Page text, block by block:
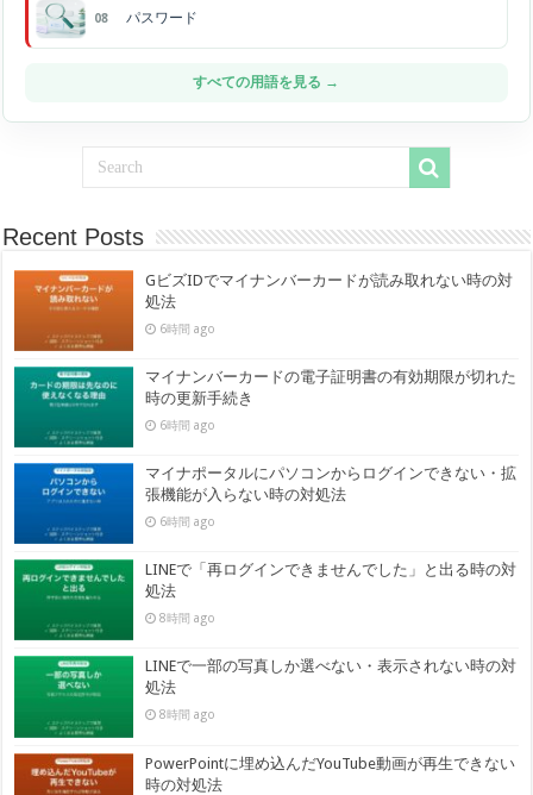
08 パスワード
すべての用語を見る →
Recent Posts
GビズIDでマイナンバーカードが読み取れない時の対
処法
6時間 ago
マイナンバーカードの電子証明書の有効期限が切れた
時の更新手続き
6時間 ago
マイナポータルにパソコンからログインできない・拡
張機能が入らない時の対処法
6時間 ago
LINEで「再ログインできませんでした」と出る時の対
処法
8時間 ago
LINEで一部の写真しか選べない・表示されない時の対
処法
8時間 ago
PowerPointに埋め込んだYouTube動画が再生できない
時の対処法